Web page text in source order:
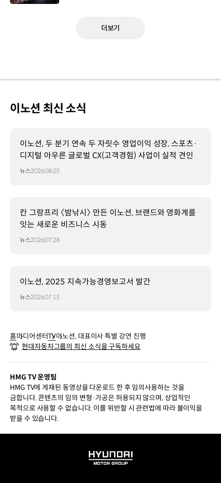
더보기
이노션 최신 소식
이노션, 두 분기 연속 두 자릿수 영업이익 성장, 스포츠·
디지털 아우른 글로벌 CX(고객경험) 사업이 실적 견인
뉴스2026.08.05
칸 그랑프리 〈밤낚시〉 만든 이노션, 브랜드와 영화계를
잇는 새로운 비즈니스 시동
뉴스2026.07.28
이노션, 2025 지속가능경영보고서 발간
뉴스2026.07.15
홈미디어센터TV이노션, 대표이사 특별 강연 진행
현대자동차그룹의 최신 소식을 구독하세요
HMG TV 운영팀
HMG TV에 게재된 동영상을 다운로드 한 후 임의사용하는 것을
금합니다. 콘텐츠의 임의 변형·가공은 허용되지 않으며, 상업적인
목적으로 사용할 수 없습니다. 이를 위반할 시 관련법에 따라 불이익을
받을 수 있습니다.
HYUNDAI